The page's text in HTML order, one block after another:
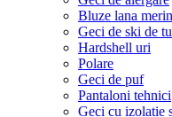
Bluze lana
Geci de ski de
Hardshell uri
Polare
Geci de puf
Pantaloni tehnici
Geci cu izolatie